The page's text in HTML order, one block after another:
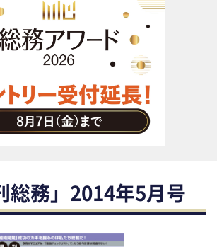
ニケーション活性化
CSR・SDGs
・DX
コスト削減
BPO
調査・レポート
総務」2014年5月号